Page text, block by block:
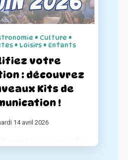
• Culture •
• Loisirs • Enfants
votre
: découvrez
Kits de
!
14 avril 2026
met à jour ses outils !